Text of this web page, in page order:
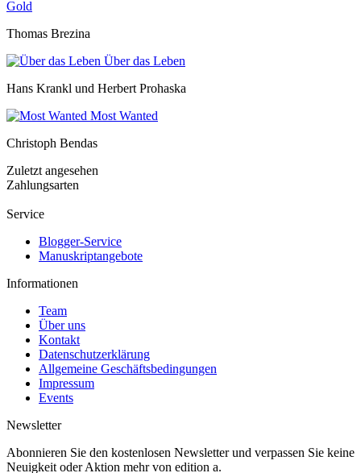
Gold
Thomas Brezina
Über das Leben
Hans Krankl und Herbert Prohaska
Most Wanted
Christoph Bendas
Zuletzt angesehen
Zahlungsarten
Service
Blogger-Service
Manuskriptangebote
Informationen
Team
Über uns
Kontakt
Datenschutzerklärung
Allgemeine Geschäftsbedingungen
Impressum
Events
Newsletter
Abonnieren Sie den kostenlosen Newsletter und verpassen Sie keine
Neuigkeit oder Aktion mehr von edition a.